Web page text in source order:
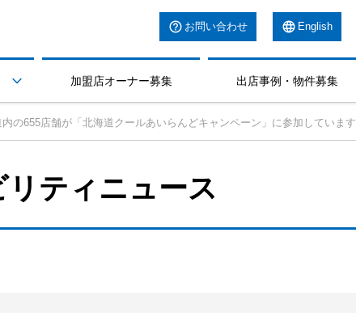
お問い合わせ English
 加盟店オーナー募集 出店事例・物件募集
内の655店舗が「北海道クールあいらんどキャンペーン」に参加しています
ティニュース